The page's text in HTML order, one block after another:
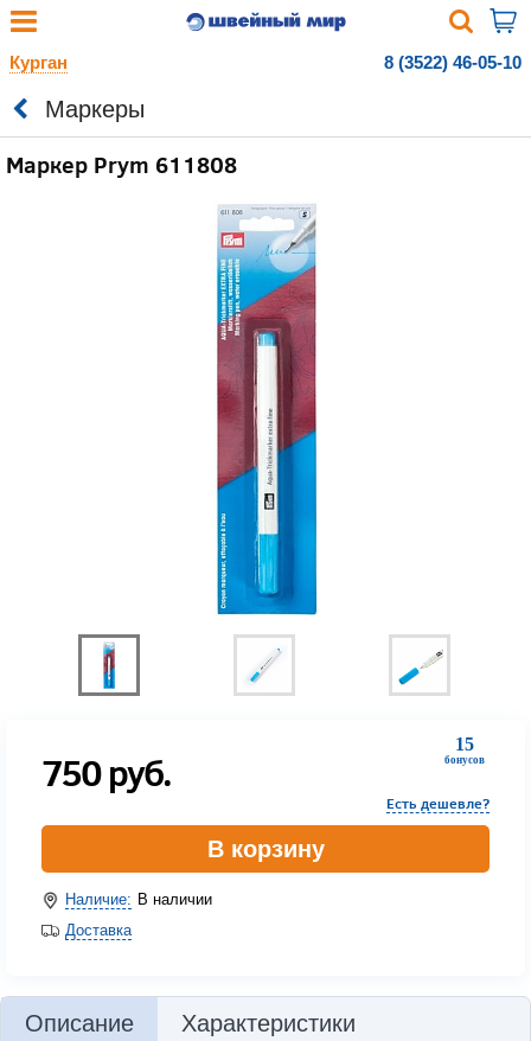
Курган 8 (3522) 46-05-10
Маркеры
Маркер Prym 611808
15
бонусов
750руб.
Есть дешевле?
В корзину
Наличие: В наличии
Доставка
Описание Характеристики